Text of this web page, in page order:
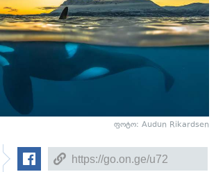
ფოტო: Audun Rikardsen